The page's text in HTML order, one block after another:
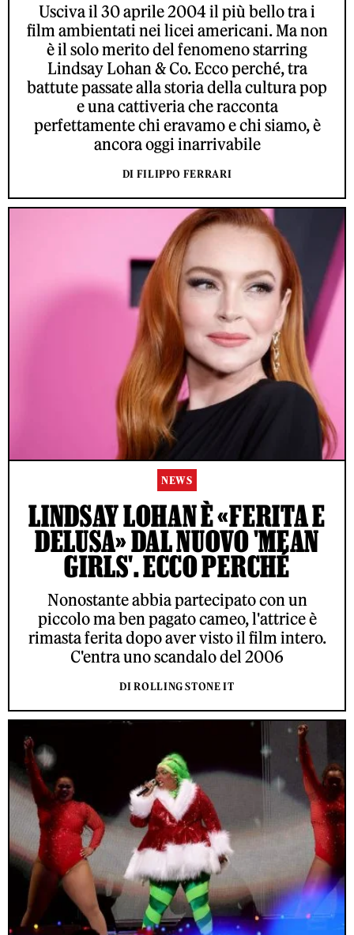
Usciva il 30 aprile 2004 il più bello tra i
film ambientati nei licei americani. Ma non
è il solo merito del fenomeno starring
Lindsay Lohan & Co. Ecco perché, tra
battute passate alla storia della cultura pop
e una cattiveria che racconta
perfettamente chi eravamo e chi siamo, è
ancora oggi inarrivabile
DI FILIPPO FERRARI
NEWS
LINDSAY LOHAN È «FERITA E
DELUSA» DAL NUOVO 'MEAN
GIRLS'. ECCO PERCHÉ
Nonostante abbia partecipato con un
piccolo ma ben pagato cameo, l'attrice è
rimasta ferita dopo aver visto il film intero.
C'entra uno scandalo del 2006
DI ROLLING STONE IT